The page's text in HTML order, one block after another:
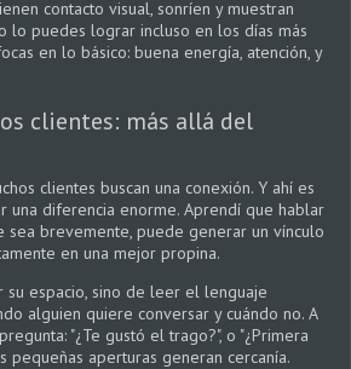
contacto visual, sonríen y muestran
lo puedes lograr incluso en los días más
en lo básico: buena energía, atención, y
clientes: más allá del
clientes buscan una conexión. Y ahí es
una diferencia enorme. Aprendí que hablar
sea brevemente, puede generar un vínculo
en una mejor propina.
su espacio, sino de leer el lenguaje
alguien quiere conversar y cuándo no. A
"¿Te gustó el trago?", o "¿Primera
pequeñas aperturas generan cercanía.